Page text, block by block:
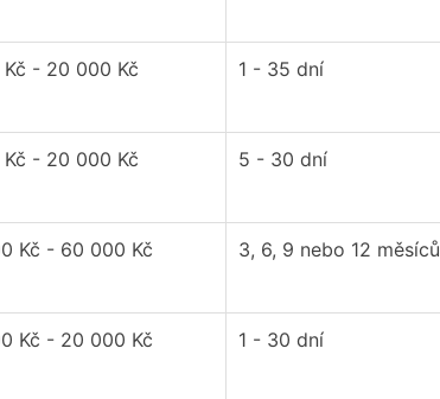
- 20 000 Kč 1 - 35 dní
- 20 000 Kč 5 - 30 dní
Kč - 60 000 Kč 3, 6, 9 nebo 12 měsíců
Kč - 20 000 Kč 1 - 30 dní